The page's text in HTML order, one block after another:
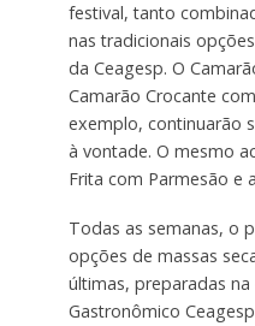
festival, tanto
nas tradicionais
da Ceagesp. O
Camarão Crocante
exemplo, continuarão
à vontade. O mesmo
Frita com Parmesão e
Todas as semanas, o
opções de massas
últimas, preparadas
Gastronômico